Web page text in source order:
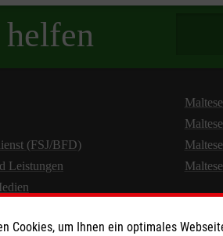
helfen
(FSJ/BFD)
Leistungen
Cookies, um Ihnen ein optimales